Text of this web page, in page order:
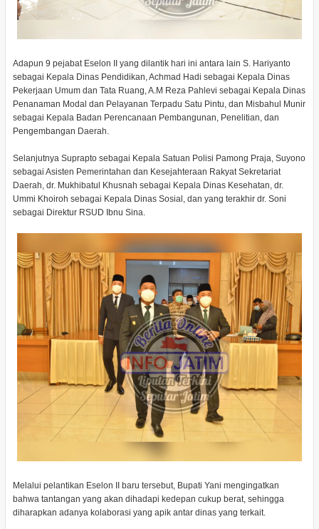
Adapun 9 pejabat Eselon II yang dilantik hari ini antara lain S. Hariyanto
sebagai Kepala Dinas Pendidikan, Achmad Hadi sebagai Kepala Dinas
Pekerjaan Umum dan Tata Ruang, A.M Reza Pahlevi sebagai Kepala Dinas
Penanaman Modal dan Pelayanan Terpadu Satu Pintu, dan Misbahul Munir
sebagai Kepala Badan Perencanaan Pembangunan, Penelitian, dan
Pengembangan Daerah.
Selanjutnya Suprapto sebagai Kepala Satuan Polisi Pamong Praja, Suyono
sebagai Asisten Pemerintahan dan Kesejahteraan Rakyat Sekretariat
Daerah, dr. Mukhibatul Khusnah sebagai Kepala Dinas Kesehatan, dr.
Ummi Khoiroh sebagai Kepala Dinas Sosial, dan yang terakhir dr. Soni
sebagai Direktur RSUD Ibnu Sina.
Melalui pelantikan Eselon II baru tersebut, Bupati Yani mengingatkan
bahwa tantangan yang akan dihadapi kedepan cukup berat, sehingga
diharapkan adanya kolaborasi yang apik antar dinas yang terkait.